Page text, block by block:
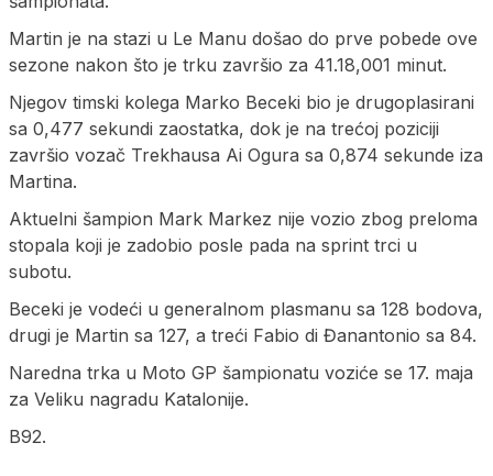
Martin je na stazi u Le Manu došao do prve pobede ove
sezone nakon što je trku završio za 41.18,001 minut.
Njegov timski kolega Marko Beceki bio je drugoplasirani
sa 0,477 sekundi zaostatka, dok je na trećoj poziciji
završio vozač Trekhausa Ai Ogura sa 0,874 sekunde iza
Martina.
Aktuelni šampion Mark Markez nije vozio zbog preloma
stopala koji je zadobio posle pada na sprint trci u
subotu.
Beceki je vodeći u generalnom plasmanu sa 128 bodova,
drugi je Martin sa 127, a treći Fabio di Đanantonio sa 84.
Naredna trka u Moto GP šampionatu voziće se 17. maja
za Veliku nagradu Katalonije.
B92.